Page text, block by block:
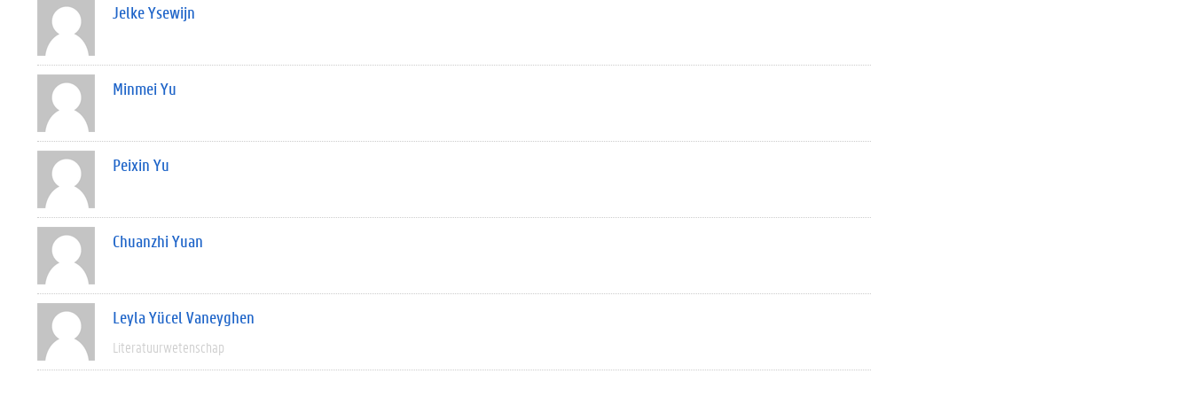
Jelke Ysewijn
Minmei Yu
Peixin Yu
Chuanzhi Yuan
Leyla Yücel Vaneyghen
Literatuurwetenschap